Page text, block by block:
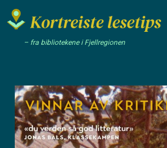
– fra bibliotekene i Fjellregionen